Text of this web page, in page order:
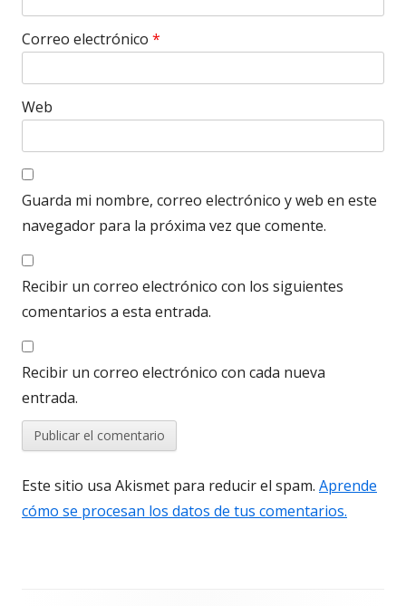
Correo electrónico *
Web
Guarda mi nombre, correo electrónico y web en este
navegador para la próxima vez que comente.
Recibir un correo electrónico con los siguientes
comentarios a esta entrada.
Recibir un correo electrónico con cada nueva
entrada.
Este sitio usa Akismet para reducir el spam. Aprende
cómo se procesan los datos de tus comentarios.